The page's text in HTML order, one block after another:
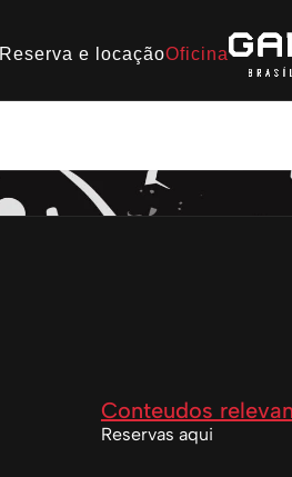
Reserva e locaçãoOficina
Conteudos
Reservas aqui